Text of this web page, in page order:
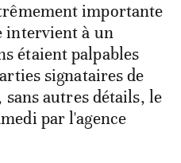
importante
intervient à un
étaient palpables
signataires de
autres détails, le
par l'agence